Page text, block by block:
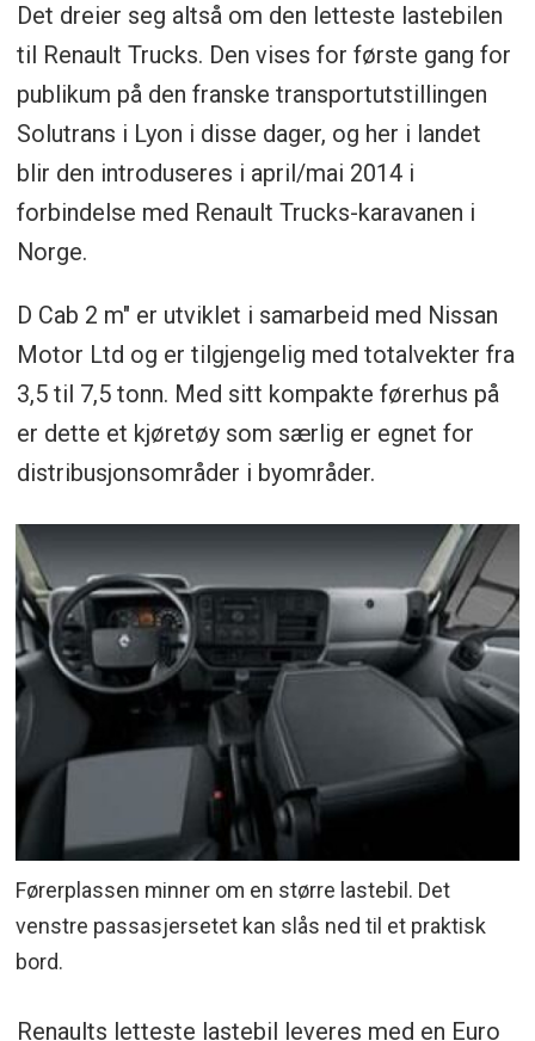
Det dreier seg altså om den letteste lastebilen
til Renault Trucks. Den vises for første gang for
publikum på den franske transportutstillingen
Solutrans i Lyon i disse dager, og her i landet
blir den introduseres i april/mai 2014 i
forbindelse med Renault Trucks-karavanen i
Norge.
D Cab 2 m" er utviklet i samarbeid med Nissan
Motor Ltd og er tilgjengelig med totalvekter fra
3,5 til 7,5 tonn. Med sitt kompakte førerhus på
er dette et kjøretøy som særlig er egnet for
distribusjonsområder i byområder.
Førerplassen minner om en større lastebil. Det
venstre passasjersetet kan slås ned til et praktisk
bord.
Renaults letteste lastebil leveres med en Euro